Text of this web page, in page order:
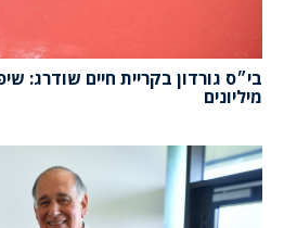
בי״ס גורדון בקריית חיים שודרג:
מיליונים